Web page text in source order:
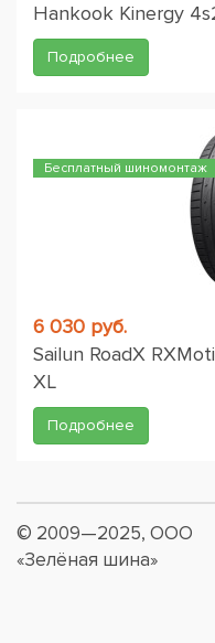
Hankook Kinergy
Подробнее
Бесплатный шиномонтаж
6 030 руб.
Sailun RoadX
XL
Подробнее
© 2009—2025, ООО
«Зелёная шина»